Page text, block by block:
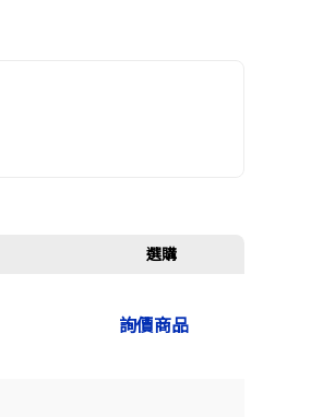
選購
詢價商品